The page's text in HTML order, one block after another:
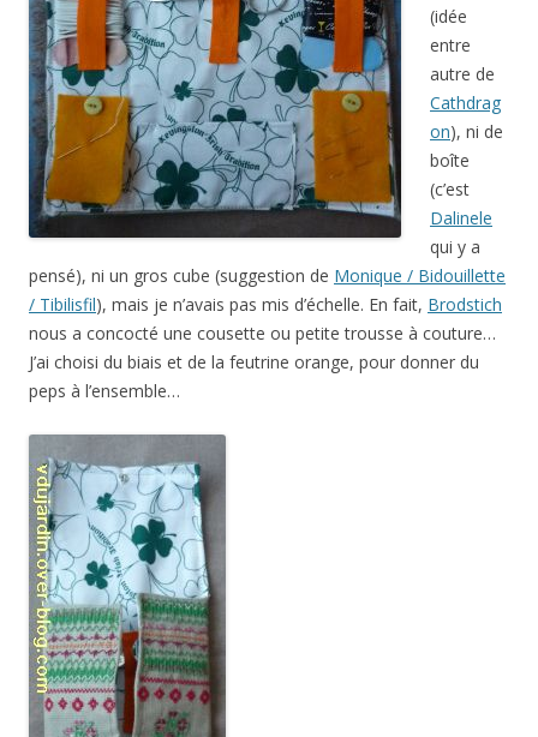
(idée
entre
autre de
Cathdrag
on), ni de
boîte
(c’est
Dalinele
qui y a
pensé), ni un gros cube (suggestion de Monique / Bidouillette
/ Tibilisfil), mais je n’avais pas mis d’échelle. En fait, Brodstich
nous a concocté une cousette ou petite trousse à couture…
J’ai choisi du biais et de la feutrine orange, pour donner du
peps à l’ensemble…